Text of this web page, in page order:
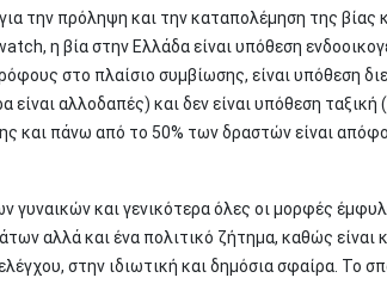
την πρόληψη και την καταπολέμηση της βίας
η βία στην Ελλάδα είναι υπόθεση
στο πλαίσιο συμβίωσης, είναι υπόθεση
είναι αλλοδαπές) και δεν είναι υπόθεση
και πάνω από το 50% των δραστών είναι
γυναικών και γενικότερα όλες οι μορφές
αλλά και ένα πολιτικό ζήτημα, καθώς είναι
στην ιδιωτική και δημόσια σφαίρα. Το